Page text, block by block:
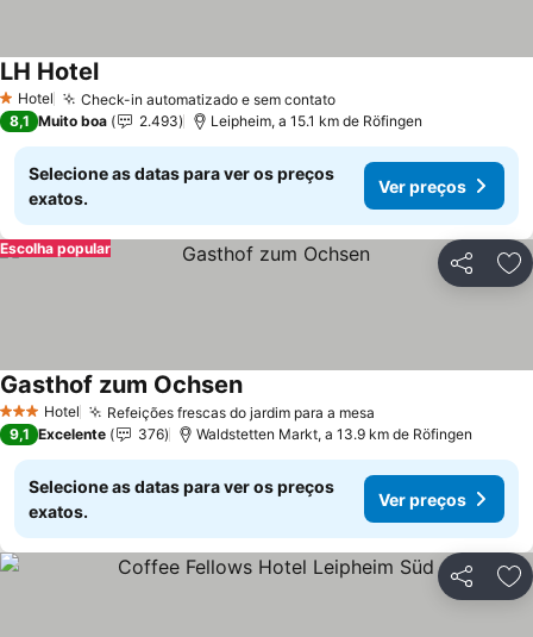
1 Estrelas
Hotel Check-in automatizado e sem contato
LH Hotel
8,1 Muito boa 2.493 Leipheim, a 15.1 km de Röfingen
Selecione as datas para ver os preços
exatos.
Ver preços
Partilhar
Escolha popular
3 EstrelasHotel Refeições frescas do jardim para a mesa
Gasthof zum Ochsen
9,1 Excelente 376 Waldstetten Markt, a 13.9 km de Röfingen
Selecione as datas para ver os preços
exatos.
Ver preços
Partilhar